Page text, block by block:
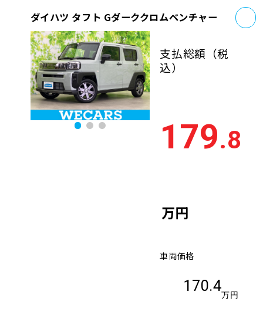
ダイハツ タフト Gダーククロムベンチャー
支払総額 （税
込）
179.8
万円
車両価格
170.4
万円